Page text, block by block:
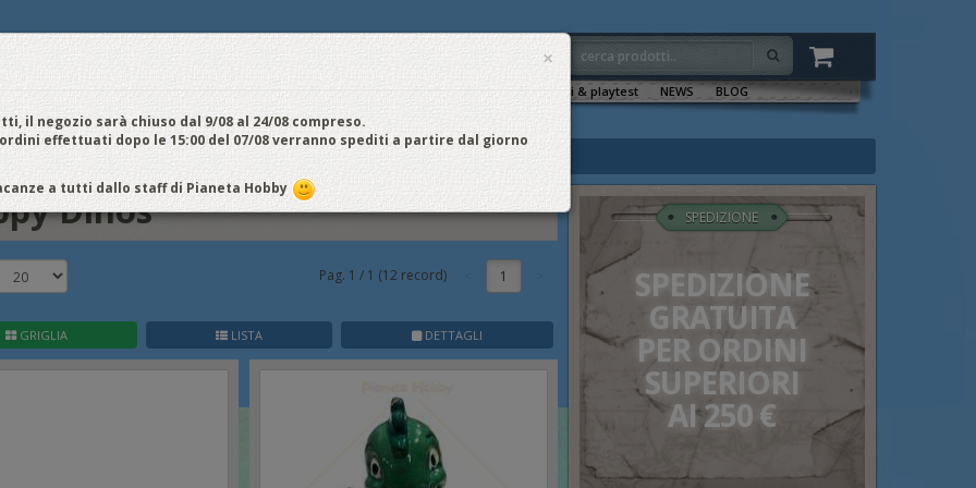
Chi Siamo Vantaggi Aiuto Metodi di pagamento Sala tornei & playtest NEWS
BLOG
/ REGISTRATI
Dinos
Pag. 1 / 1 (12 record) 1
GRIGLIA LISTA DETTAGLI
SPEDIZIONE
SPEDIZIONE
GRATUITA
PER ORDINI
SUPERIORI
AI 250 €
×
il negozio sarà chiuso dal 9/08 al 24/08 compreso.
effettuati dopo le 15:00 del 07/08 verranno spediti a partire dal giorno
a tutti dallo staff di Pianeta Hobby